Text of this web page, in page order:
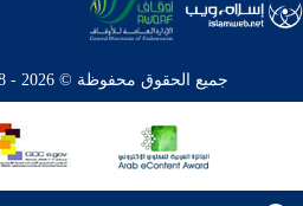
جميع الحقوق محفوظة © 2026 - 1998 لشبكة إسلام ويب